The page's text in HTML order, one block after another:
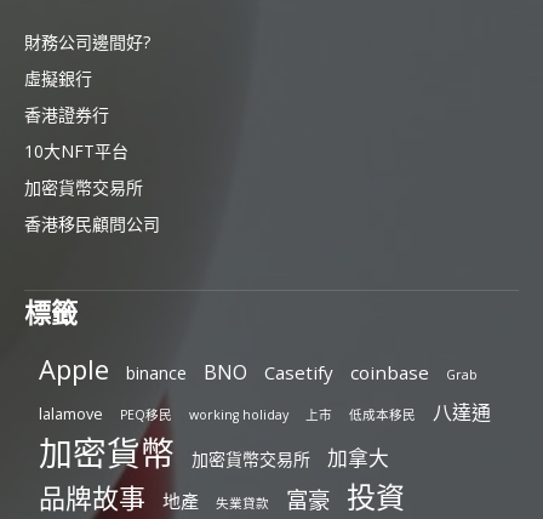
財務公司邊間好?
虛擬銀行
香港證券行
10大NFT平台
加密貨幣交易所
香港移民顧問公司
標籤
Apple binance BNO Casetify coinbase Grab
lalamove PEQ移民 working holiday 上市 低成本移民 八達通
加密貨幣 加密貨幣交易所 加拿大
品牌故事 地產 失業貸款 富豪 投資